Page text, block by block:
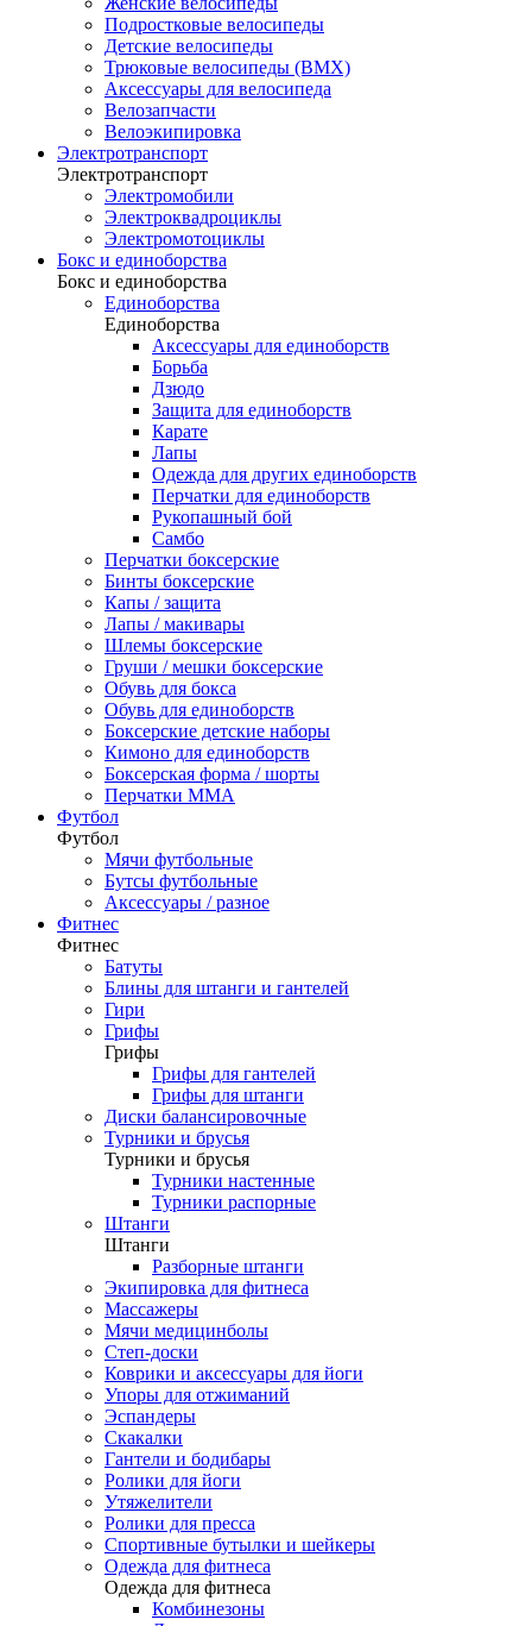
Подростковые велосипеды
Детские велосипеды
Трюковые велосипеды (BMX)
Аксессуары для велосипеда
Велозапчасти
Велоэкипировка
Электротранспорт
Электротранспорт
Электромобили
Электроквадроциклы
Электромотоциклы
Бокс и единоборства
Бокс и единоборства
Единоборства
Единоборства
Аксессуары для единоборств
Борьба
Дзюдо
Защита для единоборств
Карате
Лапы
Одежда для других единоборств
Перчатки для единоборств
Рукопашный бой
Самбо
Перчатки боксерские
Бинты боксерские
Капы / защита
Лапы / макивары
Шлемы боксерские
Груши / мешки боксерские
Обувь для бокса
Обувь для единоборств
Боксерские детские наборы
Кимоно для единоборств
Боксерская форма / шорты
Перчатки ММА
Футбол
Футбол
Мячи футбольные
Бутсы футбольные
Аксессуары / разное
Фитнес
Фитнес
Батуты
Блины для штанги и гантелей
Гири
Грифы
Грифы
Грифы для гантелей
Грифы для штанги
Диски балансировочные
Турники и брусья
Турники и брусья
Турники настенные
Турники распорные
Штанги
Штанги
Разборные штанги
Экипировка для фитнеса
Массажеры
Мячи медицинболы
Степ-доски
Коврики и аксессуары для йоги
Упоры для отжиманий
Эспандеры
Скакалки
Гантели и бодибары
Ролики для йоги
Утяжелители
Ролики для пресса
Спортивные бутылки и шейкеры
Одежда для фитнеса
Одежда для фитнеса
Комбинезоны